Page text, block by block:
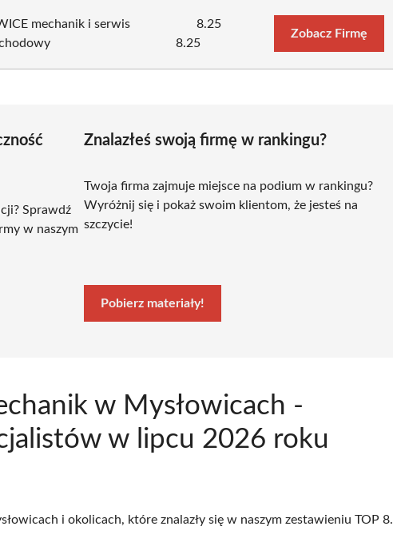
mechanik i serwis
8.25
8.25
Zobacz Firmę
Sprawdź
w naszym
Znalazłeś swoją firmę w rankingu?
Twoja firma zajmuje miejsce na podium w rankingu?
Wyróżnij się i pokaż swoim klientom, że jesteś na
szczycie!
Pobierz materiały!
w Mysłowicach -
w lipcu 2026 roku
i okolicach, które znalazły się w naszym zestawieniu TOP 8.